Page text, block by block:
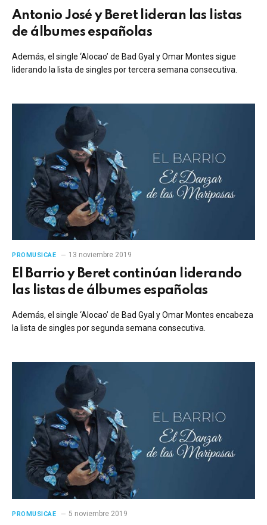
Antonio José y Beret lideran las listas
de álbumes españolas
Además, el single ‘Alocao’ de Bad Gyal y Omar Montes sigue
liderando la lista de singles por tercera semana consecutiva.
PROMUSICAE 13 noviembre 2019
El Barrio y Beret continúan liderando
las listas de álbumes españolas
Además, el single ‘Alocao’ de Bad Gyal y Omar Montes encabeza
la lista de singles por segunda semana consecutiva.
PROMUSICAE 5 noviembre 2019